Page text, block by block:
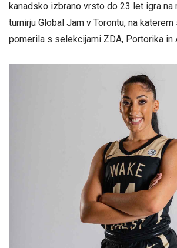
kanadsko izbrano vrsto do 23 let igra na
turnirju Global Jam v Torontu, na
pomerila s selekcijami ZDA, Portorika in